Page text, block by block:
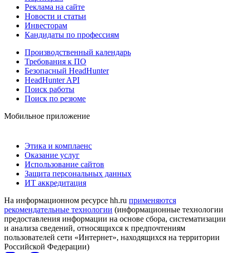
Реклама на сайте
Новости и статьи
Инвесторам
Кандидаты по профессиям
Производственный календарь
Требования к ПО
Безопасный HeadHunter
HeadHunter API
Поиск работы
Поиск по резюме
Мобильное приложение
Этика и комплаенс
Оказание услуг
Использование сайтов
Защита персональных данных
ИТ аккредитация
На информационном ресурсе hh.ru применяются
рекомендательные технологии (информационные технологии
предоставления информации на основе сбора, систематизации
и анализа сведений, относящихся к предпочтениям
пользователей сети «Интернет», находящихся на территории
Российской Федерации)